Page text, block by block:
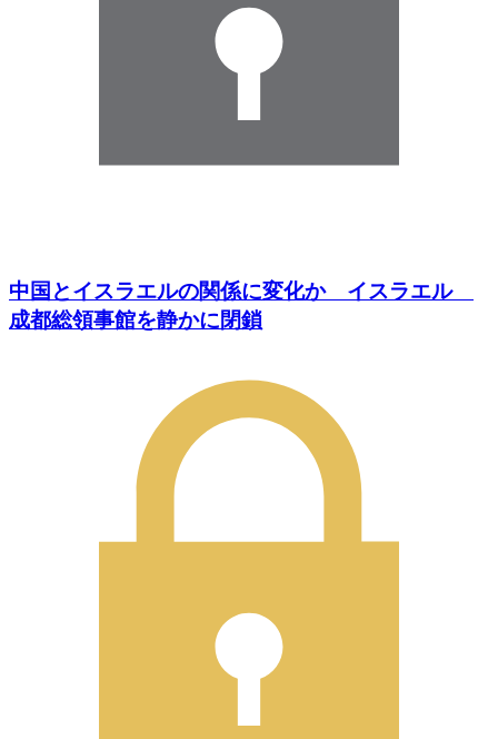
中国とイスラエルの関係に変化か イスラエル
成都総領事館を静かに閉鎖